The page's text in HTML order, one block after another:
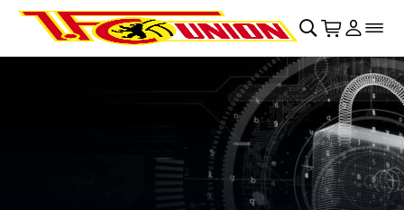
Navigation überspringen􀄫
􀊫 􀍩 Login
􀉩􀌇